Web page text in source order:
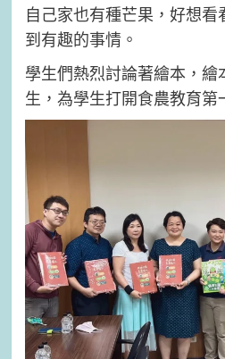
自己家也有種芒果，好想
到有趣的事情。
學生們熱烈討論著繪本，繪
生，為學生打開食農教育第